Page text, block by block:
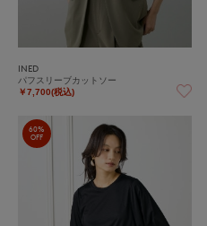
INED
パフスリーブカットソー
￥7,700(税込)
60%
OFF